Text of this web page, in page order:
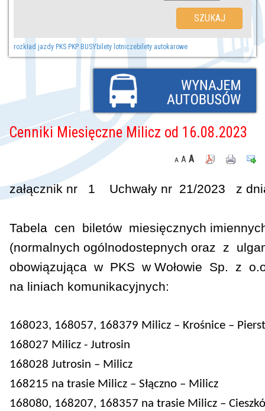
rozkład jazdy PKS PKP BUSYbilety lotniczebilety autokarowe
Cenniki Miesięczne Milicz od 16.08.2023
A A A
załącznik nr 1 Uchwały nr 21/2023 z
Tabela cen biletów miesięcznych
(normalnych ogólnodostepnych oraz z
obowiązująca w PKS w Wołowie Sp. z
na liniach komunikacyjnych:
168023, 168057, 168379 Milicz – Krośnice –
168027 Milicz - Jutrosin
168028 Jutrosin – Milicz
168215 na trasie Milicz – Słączno – Milicz
168080, 168207, 168357 na trasie Milicz –